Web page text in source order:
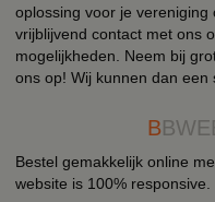
oplossing voor je
vrijblijvend contact met ons
mogelijkheden. Neem bij
ons op! Wij kunnen dan
B
Bestel gemakkelijk online
website is 100% responsive.